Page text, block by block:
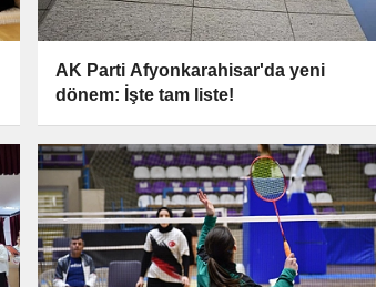
AK Parti Afyonkarahisar'da yeni
dönem: İşte tam liste!